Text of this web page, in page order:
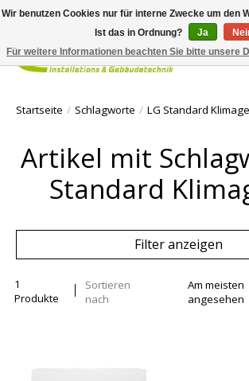
Startseite / Schlagworte / LG Standard
Artikel mit
Standard
Filter anzeigen
1
Produkte
Sortieren
nach
Am meisten
angesehen
Wir benutzen Cookies nur für interne Zwecke um den
Ist das in Ordnung?
Ja
Für weitere Informationen beachten Sie bitte unsere